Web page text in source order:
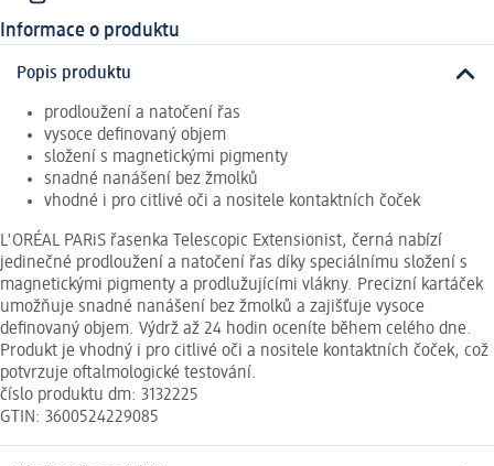
Informace o produktu
Popis produktu
prodloužení a natočení řas
vysoce definovaný objem
složení s magnetickými pigmenty
snadné nanášení bez žmolků
vhodné i pro citlivé oči a nositele kontaktních čoček
L'ORÉAL PARiS řasenka Telescopic Extensionist, černá nabízí
jedinečné prodloužení a natočení řas díky speciálnímu složení s
magnetickými pigmenty a prodlužujícími vlákny. Precizní kartáček
umožňuje snadné nanášení bez žmolků a zajišťuje vysoce
definovaný objem. Výdrž až 24 hodin oceníte během celého dne.
Produkt je vhodný i pro citlivé oči a nositele kontaktních čoček, což
potvrzuje oftalmologické testování.
číslo produktu dm: 3132225
GTIN: 3600524229085